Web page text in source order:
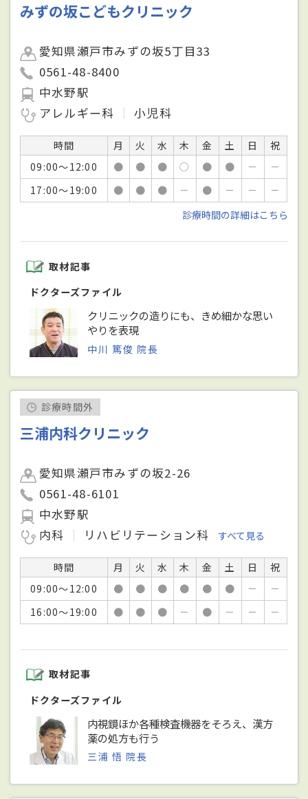
みずの坂こどもクリニック
愛知県瀬戸市みずの坂5丁目33
0561-48-8400
中水野駅
アレルギー科
小児科
時間 月 火 水 木 金 土 日
祝
09:00～12:00
● ● ● ○ ● ● －
－
17:00～19:00
● ● ● － ● － －
－
診療時間の詳細はこちら
取材記事
ドクターズファイル
クリニックの造りにも、きめ細かな思い
やりを表現
中川 篤俊 院長
診療時間外
三浦内科クリニック
愛知県瀬戸市みずの坂2-26
0561-48-6101
中水野駅
内科
リハビリテーション科 すべて見る
時間 月 火 水 木 金 土 日
祝
09:00～12:00
● ● ● ● ● ● －
－
16:00～19:00
● ● ● － ● － － －
取材記事
ドクターズファイル
内視鏡ほか各種検査機器をそろえ、漢方
薬の処方も行う
三浦 悟 院長